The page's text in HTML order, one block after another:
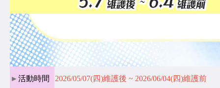
►活動時間 2026/05/07(四)維護後 ~ 2026/06/04(四)維護前